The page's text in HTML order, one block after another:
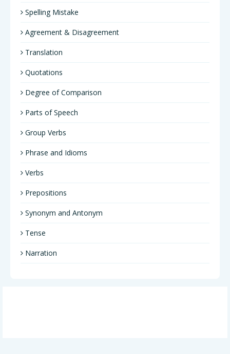
Spelling Mistake
Agreement & Disagreement
Translation
Quotations
Degree of Comparison
Parts of Speech
Group Verbs
Phrase and Idioms
Verbs
Prepositions
Synonym and Antonym
Tense
Narration